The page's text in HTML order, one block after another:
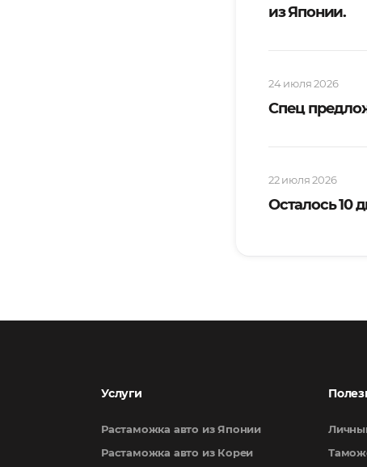
из Японии.
24 июля 2026
Спец
22 июля 2026
Осталось 10
Услуги
Растаможка авто из Японии
Растаможка авто из Кореи